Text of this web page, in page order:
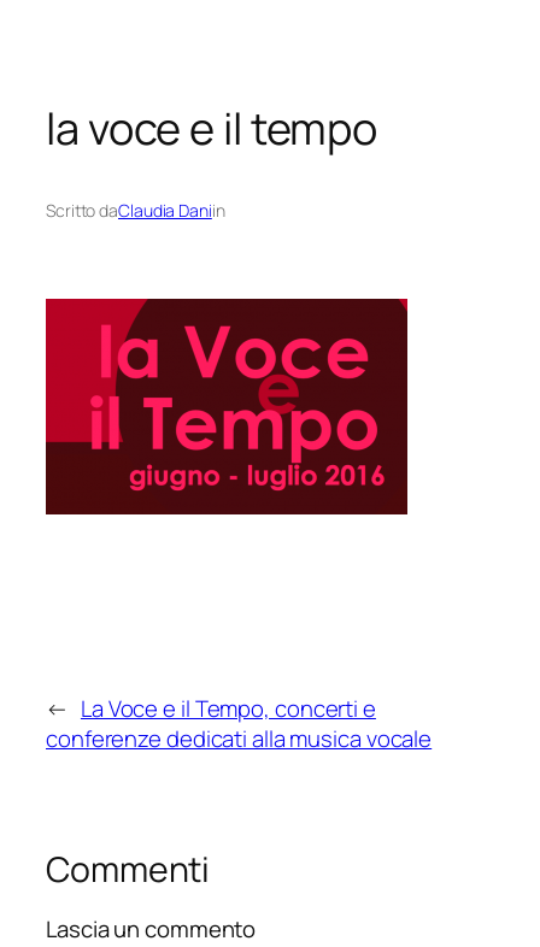
contenuto
la voce e il tempo
Scritto daClaudia Daniin
← La Voce e il Tempo, concerti e
conferenze dedicati alla musica vocale
Commenti
Lascia un commento